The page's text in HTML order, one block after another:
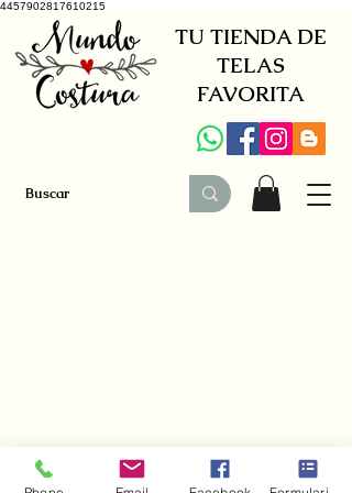
4457902817610215
TU TIENDA DE
TELAS
FAVORITA
+34 941579600 +34 650030142